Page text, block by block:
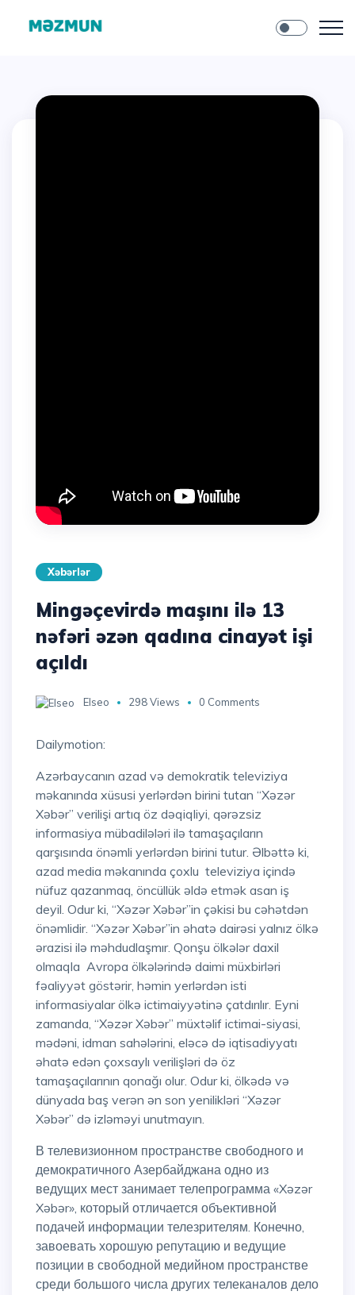
Xəbərlər
Mingəçevirdə maşını ilə 13
nəfəri əzən qadına cinayət işi
açıldı
Elseo 298 Views 0 Comments
Dailymotion:
Azərbaycanın azad və demokratik televiziya
məkanında xüsusi yerlərdən birini tutan “Xəzər
Xəbər” verilişi artıq öz dəqiqliyi, qərəzsiz
informasiya mübadilələri ilə tamaşaçıların
qarşısında önəmli yerlərdən birini tutur. Əlbəttə ki,
azad media məkanında çoxlu televiziya içində
nüfuz qazanmaq, öncüllük əldə etmək asan iş
deyil. Odur ki, “Xəzər Xəbər”in çəkisi bu cəhətdən
önəmlidir. “Xəzər Xəbər”in əhatə dairəsi yalnız ölkə
ərazisi ilə məhdudlaşmır. Qonşu ölkələr daxil
olmaqla Avropa ölkələrində daimi müxbirləri
fəaliyyət göstərir, həmin yerlərdən isti
informasiyalar ölkə ictimaiyyətinə çatdırılır. Eyni
zamanda, “Xəzər Xəbər” müxtəlif ictimai-siyasi,
mədəni, idman sahələrini, eləcə də iqtisadiyyatı
əhatə edən çoxsaylı verilişləri də öz
tamaşaçılarının qonağı olur. Odur ki, ölkədə və
dünyada baş verən ən son yenilikləri “Xəzər
Xəbər” də izləməyi unutmayın.
В телевизионном пространстве свободного и
демократичного Азербайджана одно из
ведущих мест занимает телепрограмма «Xəzər
Xəbər», который отличается объективной
подачей информации телезрителям. Конечно,
завоевать хорошую репутацию и ведущие
позиции в свободной медийном пространстве
среди большого числа других телеканалов дело